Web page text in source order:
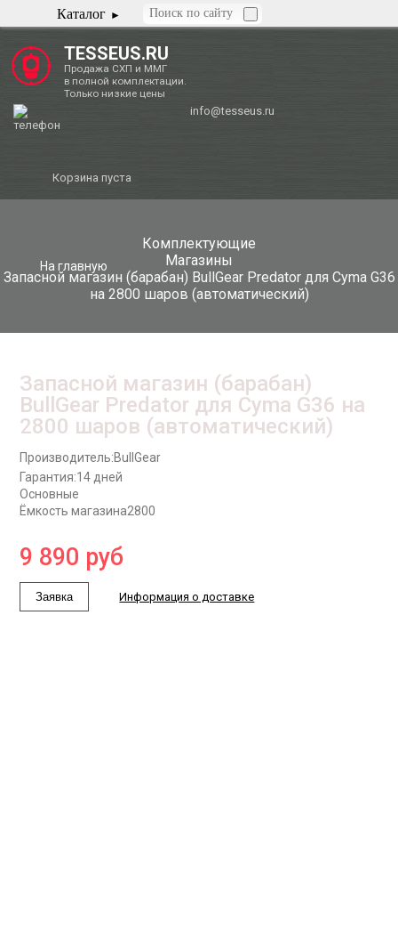
Каталог
TESSEUS.RU
Продажа СХП и ММГ
в полной комплектации.
Только низкие цены
info@tesseus.ru
Корзина пуста
Комплектующие
Магазины
Запасной магазин (барабан) BullGear Predator для Cyma G36
на 2800 шаров (автоматический)
На главную
Запасной магазин (барабан)
BullGear Predator для Cyma G36 на
2800 шаров (автоматический)
Производитель:BullGear
Гарантия:14 дней
Основные
Ёмкость магазина2800
9 890 руб
Заявка Информация о доставке